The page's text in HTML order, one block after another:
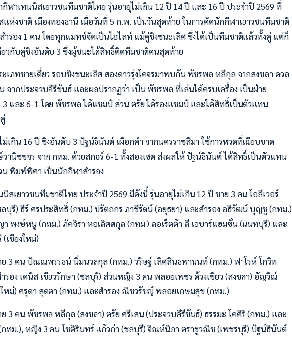
ฬาเทนนิสเยาวชนทีมชาติไทย รุ่นอายุไม่เกิน 12 ปี 14 ปี และ 16 ปี ประจำปี 2569 ที่
งชาติ เมืองทองธานี เมื่อวันที่ 5 ก.พ. เป็นวันสุดท้าย ในการคัดนักกีฬาเยาวชนทีมชาติ
ำรอง 1 คน โดยทุกแมทช์จัดเป็นไฮไลท์ แม้คู่ชิงชนะเลิศ ซึ่งได้เป็นทีมชาติแล้วทั้งคู่ แต่ก็
ยวกับคู่ชิงอันดับ 3 ซึ่งผู้ชนะได้สิทธิ์ติดทีมชาติคนสุดท้าย
เภทชายเดี่ยว รอบชิงชนะเลิศ สองดาวรุ่งโคจรมาพบกัน พัชรพล หลีกุล จากสงขลา ดวล
จากประจวบคีรีขันธ์ และผลปรากฏว่า เป็น พัชรพล ที่เล่นได้ครบเครื่อง เป็นฝ่าย
3 และ 6-1 โดย พัชรพล ได้แชมป์ ส่วน ตรัย ได้รองแชมป์ และได้สิทธิ์เป็นตัวแทน
เกิน 16 ปี ชิงอันดับ 3 ปัฐน์ธินันต์ เผือกคำ จากนครราชสีมา ใช้การหวดที่เฉียบขาด
านิชขจร จาก กทม. ด้วยสกอร์ 6-1 ทั้งสองเซต ส่งผลให้ ปัฐน์ธินันต์ ได้สิทธิ์เป็นตัวแทน
น พิมพ์พิศา เป็นนักกีฬาสำรอง
สเยาวชนทีมชาติไทย ประจำปี 2569 มีดังนี้ รุ่นอายุไม่เกิน 12 ปี ชาย 3 คน โอลีเวอร์
ลบุรี) ธีร์ ศรประสิทธิ์ (กทม.) ปรัตถกร ภาชีรัตน์ (อยุธยา) และสำรอง อธิวัฒน์ บุญชู (กทม.)
พงษ์หนู (กทม.) ภัคจิรา หอเลิศสกุล (กทม.) ลอเร็ตต้า ลี เอบาร์แฮมซั่น (นนทบุรี) และ
เชียงใหม่)
ย 3 คน ปัณณพรรธน์ นิ่มนวลกุล (กทม.) วริษฐ์ เลิศสินธพานนท์ (กทม.) ฟาโรห์ โกวิท
อง เดนิส เขียวรักษา (ชลบุรี) ส่วนหญิง 3 คน พลอยเพชร ด้วงเขียว (สงขลา) อัญวีณ์
หม่) ศรุดา สุดตา (กทม.) และสำรอง ณิชวรัชญ์ พลอยเกษมสุข (กทม.)
3 คน พัชรพล หลีกุล (สงขลา) ตรัย ศรีเสน (ประจวบคีรีขันธ์) ธรรมะ โคศิริ (กทม.) และ
(กทม.), หญิง 3 คน โชติรินทร์ แก้วก่า (ชลบุรี) จิณห์นิภา ตราชูวณิช (เพชรบุรี) ปัฐน์ธินันต์